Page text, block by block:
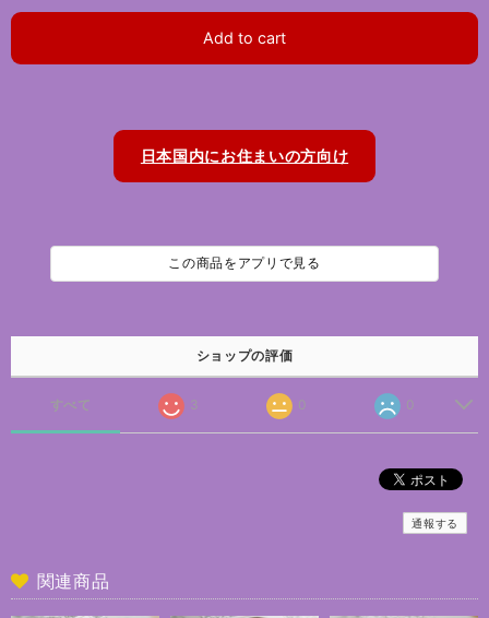
Add to cart
日本国内にお住まいの方向け
この商品をアプリで見る
ショップの評価
すべて 3 0 0
通報する
関連商品